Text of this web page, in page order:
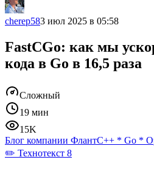
cherep583 июл 2025 в 05:58
FastCGo: как мы
кода в Go в 16,5 раза
Сложный
19 мин
15K
Блог компании ФлантC++ * Go *
✏️ Технотекст 8